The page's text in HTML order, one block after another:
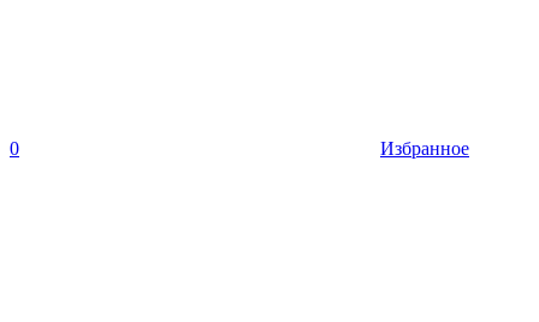
0 Избранное